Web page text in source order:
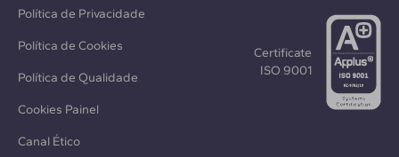
Política de Privacidade
Política de Cookies
Política de Qualidade
Cookies Painel
Canal Ético
Certificate
ISO 9001